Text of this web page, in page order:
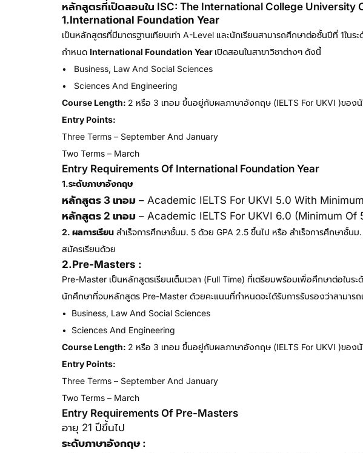
หลักสูตรที่เปิดสอนใน ISC: The International College University
1.International Foundation Year
เป็นหลักสูตรที่มีมาตรฐานเทียบเท่า A-Level และนักเรียนสามารถศึกษาต่อชั้นปีที่ 1ใ
กำหนด International Foundation Year เปิดสอนในสาขาวิชาต่างๆ ดังนี้
• Business, Law And Social Sciences
• Sciences And Engineering
Course Length: 2 หรือ 3 เทอม ขึ้นอยู่กับผลภาษาอังกฤษ (IELTS For UKVI )ของนั
Entry Points:
Three Terms – September And January
Two Terms – March
Entry Requirements Of International Foundation Year
1.ระดับภาษาอังกฤษ
หลักสูตร 3 เทอม – Academic IELTS For UKVI 5.0 With
หลักสูตร 2 เทอม – Academic IELTS For UKVI 6.0 (minimum Of
2. ผลการเรียน สำเร็จการศึกษาชั้นม. 5 ด้วย GPA 2.5 ขึ้นไป หรือ สำเร็จการศึกษา
สมัครเรียนด้วย
2.Pre-Masters :
Pre-Master เป็นหลักสูตรเรียนเต็มเวลา (full Time) ที่เตรียมพร้อมเพื่อศึกษาต่อใน
นักศึกษาที่จบหลักสูตร Pre-Master ด้วยคะแนนที่กำหนดจะได้รับการรับรองว่าสามาร
• Business, Law And Social Sciences
• Sciences And Engineering
Course Length: 2 หรือ 3 เทอม ขึ้นอยู่กับผลภาษาอังกฤษ (IELTS For UKVI )ของนั
Entry Points:
Three Terms – September And January
Two Terms – March
Entry Requirements Of Pre-Masters
อายุ 21 ปีขึ้นไป
ระดับภาษาอังกฤษ :